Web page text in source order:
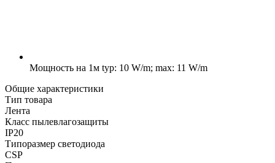
Мощность на 1м typ: 10 W/m; max: 11 W/m
Общие характеристики
Тип товара
Лента
Класс пылевлагозащиты
IP20
Типоразмер светодиода
CSP